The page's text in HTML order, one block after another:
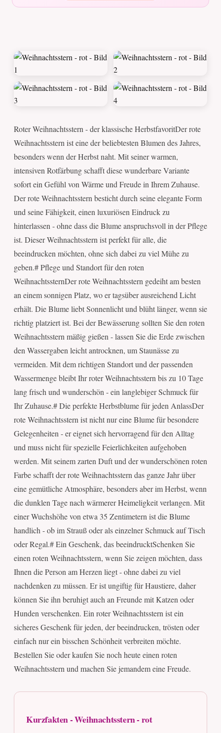
Roter Weihnachtsstern - der klassische HerbstfavoritDer rote
Weihnachtsstern ist eine der beliebtesten Blumen des Jahres,
besonders wenn der Herbst naht. Mit seiner warmen,
intensiven Rotfärbung schafft diese wunderbare Variante
sofort ein Gefühl von Wärme und Freude in Ihrem Zuhause.
Der rote Weihnachtsstern besticht durch seine elegante Form
und seine Fähigkeit, einen luxuriösen Eindruck zu
hinterlassen - ohne dass die Blume anspruchsvoll in der Pflege
ist. Dieser Weihnachtsstern ist perfekt für alle, die
beeindrucken möchten, ohne sich dabei zu viel Mühe zu
geben.# Pflege und Standort für den roten
WeihnachtssternDer rote Weihnachtsstern gedeiht am besten
an einem sonnigen Platz, wo er tagsüber ausreichend Licht
erhält. Die Blume liebt Sonnenlicht und blüht länger, wenn sie
richtig platziert ist. Bei der Bewässerung sollten Sie den roten
Weihnachtsstern mäßig gießen - lassen Sie die Erde zwischen
den Wassergaben leicht antrocknen, um Staunässe zu
vermeiden. Mit dem richtigen Standort und der passenden
Wassermenge bleibt Ihr roter Weihnachtsstern bis zu 10 Tage
lang frisch und wunderschön - ein langlebiger Schmuck für
Ihr Zuhause.# Die perfekte Herbstblume für jeden AnlassDer
rote Weihnachtsstern ist nicht nur eine Blume für besondere
Gelegenheiten - er eignet sich hervorragend für den Alltag
und muss nicht für spezielle Feierlichkeiten aufgehoben
werden. Mit seinem zarten Duft und der wunderschönen roten
Farbe schafft der rote Weihnachtsstern das ganze Jahr über
eine gemütliche Atmosphäre, besonders aber im Herbst, wenn
die dunklen Tage nach wärmerer Heimeligkeit verlangen. Mit
einer Wuchshöhe von etwa 35 Zentimetern ist die Blume
handlich - ob im Strauß oder als einzelner Schmuck auf Tisch
oder Regal.# Ein Geschenk, das beeindrucktSchenken Sie
einen roten Weihnachtsstern, wenn Sie zeigen möchten, dass
Ihnen die Person am Herzen liegt - ohne dabei zu viel
nachdenken zu müssen. Er ist ungiftig für Haustiere, daher
können Sie ihn beruhigt auch an Freunde mit Katzen oder
Hunden verschenken. Ein roter Weihnachtsstern ist ein
sicheres Geschenk für jeden, der beeindrucken, trösten oder
einfach nur ein bisschen Schönheit verbreiten möchte.
Bestellen Sie oder kaufen Sie noch heute einen roten
Weihnachtsstern und machen Sie jemandem eine Freude.
Kurzfakten - Weihnachtsstern - rot